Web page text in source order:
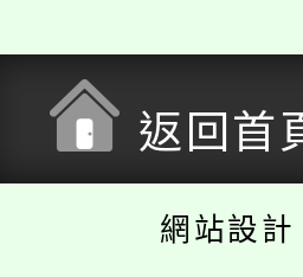
返回首
網站設